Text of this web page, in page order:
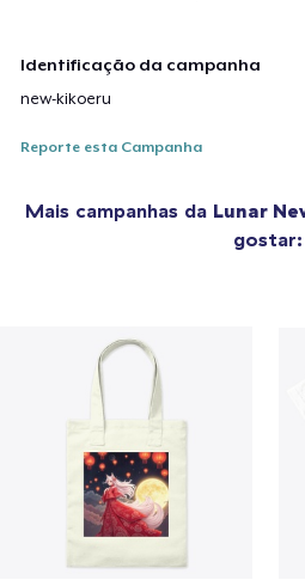
Identificação da campanha
new-kikoeru
Reporte esta Campanha
Mais campanhas da Lunar
gostar: